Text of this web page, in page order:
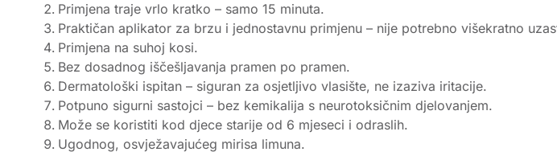
Primjena traje vrlo kratko – samo 15 minuta.
Praktičan aplikator za brzu i jednostavnu primjenu – nije potrebno višekratno
Primjena na suhoj kosi.
Bez dosadnog iščešljavanja pramen po pramen.
Dermatološki ispitan – siguran za osjetljivo vlasište, ne izaziva iritacije.
Potpuno sigurni sastojci – bez kemikalija s neurotoksičnim djelovanjem.
Može se koristiti kod djece starije od 6 mjeseci i odraslih.
Ugodnog, osvježavajućeg mirisa limuna.